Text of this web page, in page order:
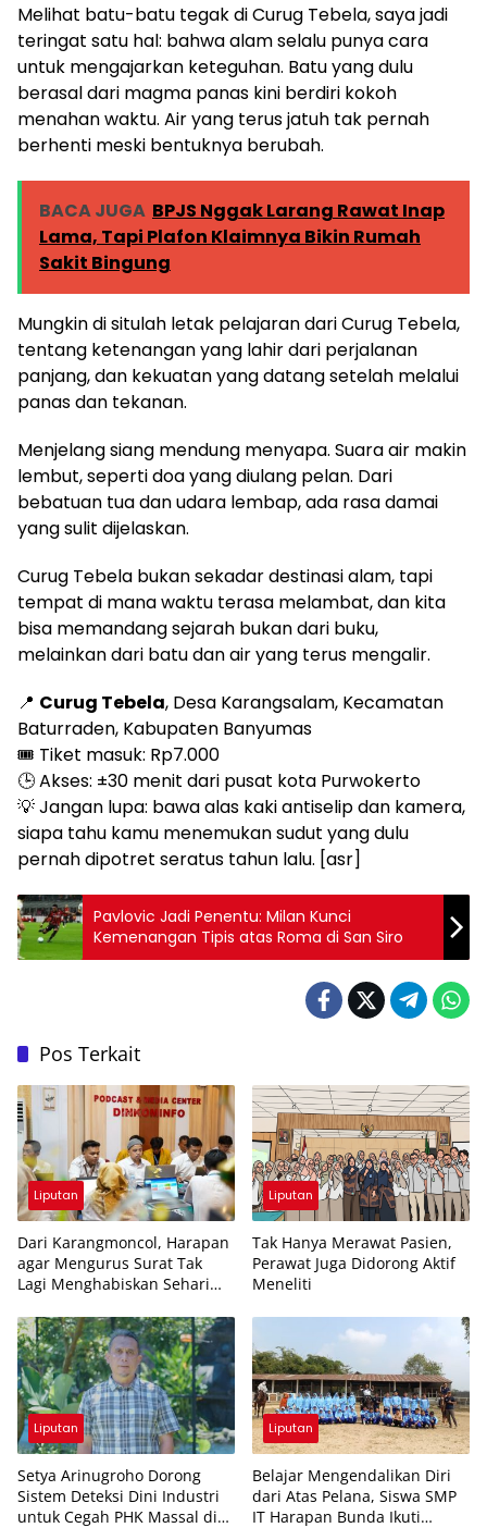
Melihat batu-batu tegak di Curug Tebela, saya jadi
teringat satu hal: bahwa alam selalu punya cara
untuk mengajarkan keteguhan. Batu yang dulu
berasal dari magma panas kini berdiri kokoh
menahan waktu. Air yang terus jatuh tak pernah
berhenti meski bentuknya berubah.
BACA JUGA BPJS Nggak Larang Rawat Inap
Lama, Tapi Plafon Klaimnya Bikin Rumah
Sakit Bingung
Mungkin di situlah letak pelajaran dari Curug Tebela,
tentang ketenangan yang lahir dari perjalanan
panjang, dan kekuatan yang datang setelah melalui
panas dan tekanan.
Menjelang siang mendung menyapa. Suara air makin
lembut, seperti doa yang diulang pelan. Dari
bebatuan tua dan udara lembap, ada rasa damai
yang sulit dijelaskan.
Curug Tebela bukan sekadar destinasi alam, tapi
tempat di mana waktu terasa melambat, dan kita
bisa memandang sejarah bukan dari buku,
melainkan dari batu dan air yang terus mengalir.
📍 Curug Tebela, Desa Karangsalam, Kecamatan
Baturraden, Kabupaten Banyumas
🎟️ Tiket masuk: Rp7.000
🕒 Akses: ±30 menit dari pusat kota Purwokerto
💡 Jangan lupa: bawa alas kaki antiselip dan kamera,
siapa tahu kamu menemukan sudut yang dulu
pernah dipotret seratus tahun lalu. [asr]
Pavlovic Jadi Penentu: Milan Kunci
Kemenangan Tipis atas Roma di San Siro
Pos Terkait
Liputan
Dari Karangmoncol, Harapan
agar Mengurus Surat Tak
Lagi Menghabiskan Sehari
Liputan
Tak Hanya Merawat Pasien,
Perawat Juga Didorong Aktif
Meneliti
Liputan
Setya Arinugroho Dorong
Sistem Deteksi Dini Industri
untuk Cegah PHK Massal di
Liputan
Belajar Mengendalikan Diri
dari Atas Pelana, Siswa SMP
IT Harapan Bunda Ikuti